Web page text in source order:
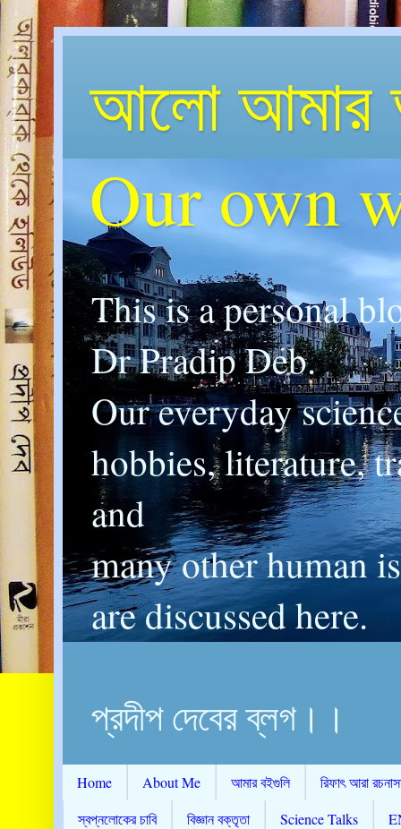
আলো আমার
Our own
This is a personal
Dr Pradip Deb.
Our everyday
hobbies, literature,
and
many other human
are discussed here.
প্রদীপ দেবের ব্লগ।।
Home About Me আমার বইগুলি
রিফাৎ আরা
স্বপ্নলোকের চাবি
বিজ্ঞান বক্তৃতা Science Talks